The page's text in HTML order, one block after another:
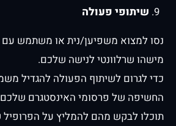
שיתופי פעולה
נסו למצוא משפיען/נית או משתמש עם
מישהו שרלוונטי לנישה שלכם.
כדי לגרום לשיתוף הפעולה להגדיל
החשיפה של פרסומי האינסטגרם
תוכלו לבקש מהם להמליץ ​​על